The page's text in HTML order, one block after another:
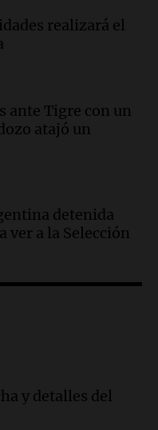
piden por la
rematador
no
con la gente”
Nueva Córdoba
Tigo 7 CSH: el
Invierno con
realizará el
ante Tigre con un
atajó un
detenida
ver a la Selección
y detalles del